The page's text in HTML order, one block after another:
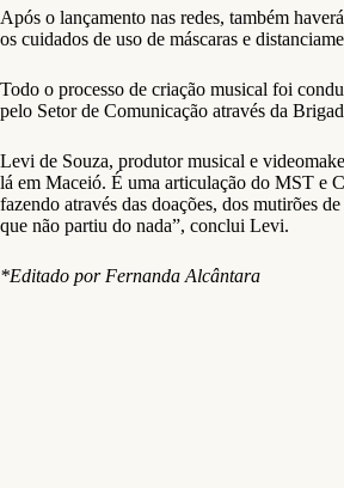
Após o lançamento nas redes, também
os cuidados de uso de máscaras e
Todo o processo de criação musical foi
pelo Setor de Comunicação através da
Levi de Souza, produtor musical e
lá em Maceió. É uma articulação do MST e
fazendo através das doações, dos mutirões
que não partiu do nada”, conclui Levi.
*Editado por Fernanda Alcântara